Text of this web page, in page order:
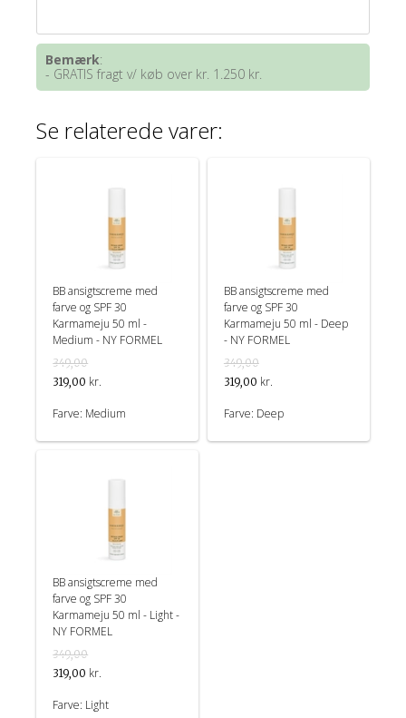
Bemærk:
- GRATIS fragt v/ køb over kr. 1.250 kr.
Se relaterede varer:
BB ansigtscreme med
farve og SPF 30
Karmameju 50 ml -
Medium - NY FORMEL
349,00
319,00 kr.
Farve: Medium
BB ansigtscreme med
farve og SPF 30
Karmameju 50 ml - Deep
- NY FORMEL
349,00
319,00 kr.
Farve: Deep
BB ansigtscreme med
farve og SPF 30
Karmameju 50 ml - Light -
NY FORMEL
349,00
319,00 kr.
Farve: Light